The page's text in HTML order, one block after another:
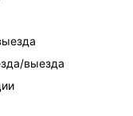
выезда